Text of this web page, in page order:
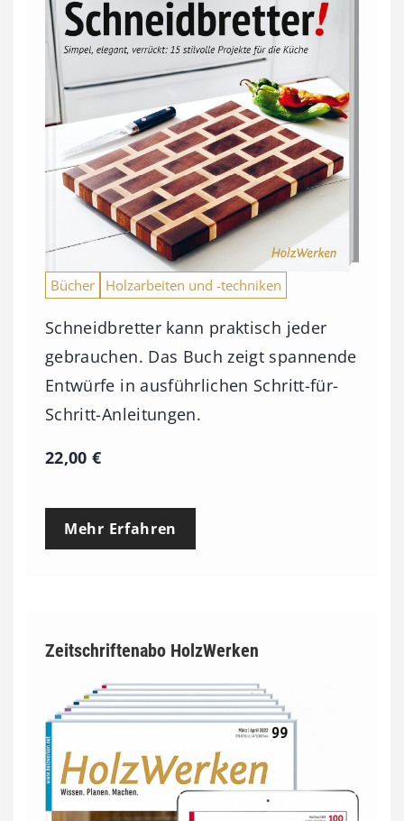
Bücher Holzarbeiten und -techniken
Schneidbretter kann praktisch jeder
gebrauchen. Das Buch zeigt spannende
Entwürfe in ausführlichen Schritt-für-
Schritt-Anleitungen.
22,00€
Mehr Erfahren
Zeitschriftenabo HolzWerken